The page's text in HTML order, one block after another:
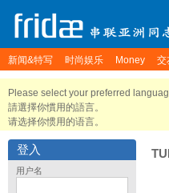
新闻&特写 时尚娱乐 Money 交
Please select your preferred
請選擇你慣用的語言。
请选择你惯用的语言。
登入
用户名